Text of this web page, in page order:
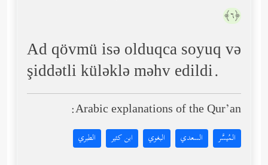
﴿٦﴾
Ad qövmü isə olduqca soyuq və
şiddətli küləklə məhv edildi.
Arabic explanations of the Qur’an:
المُيسَّر السعدي البغوي ابن كثير الطبري